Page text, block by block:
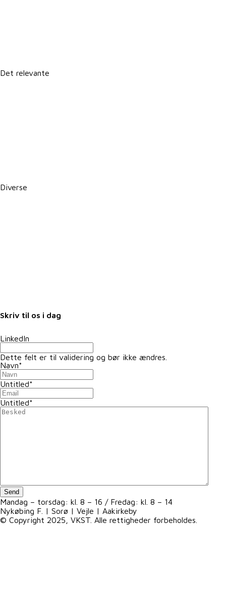
Det relevante
Diverse
Skriv til os i dag
LinkedIn
Dette felt er til validering og bør ikke ændres.
Navn*
Untitled*
Untitled*
Send
Mandag – torsdag: kl. 8 – 16 / Fredag: kl. 8 – 14
Nykøbing F. | Sorø | Vejle | Aakirkeby
© Copyright 2025, VKST. Alle rettigheder forbeholdes.